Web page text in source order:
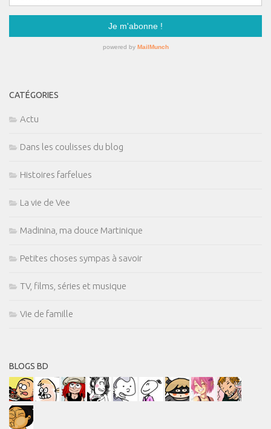
CATÉGORIES
Actu
Dans les coulisses du blog
Histoires farfelues
La vie de Vee
Madinina, ma douce Martinique
Petites choses sympas à savoir
TV, films, séries et musique
Vie de famille
BLOGS BD